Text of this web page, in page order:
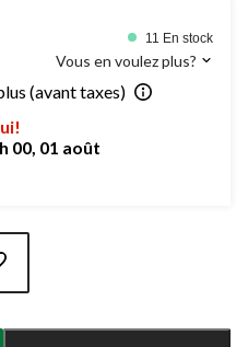
11 En stock
Vous en voulez plus?
(avant taxes)
00, 01 août